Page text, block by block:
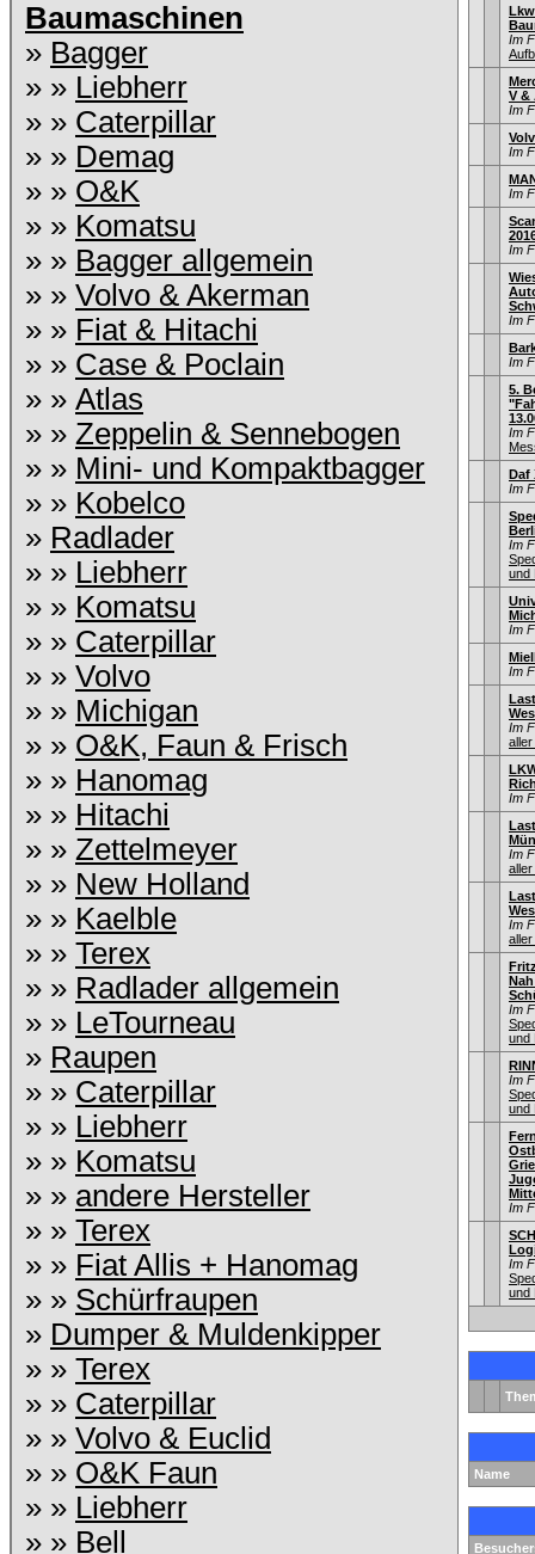
Baumaschinen
» Bagger
» » Liebherr
» » Caterpillar
» » Demag
» » O&K
» » Komatsu
» » Bagger allgemein
» » Volvo & Akerman
» » Fiat & Hitachi
» » Case & Poclain
» » Atlas
» » Zeppelin & Sennebogen
» » Mini- und Kompaktbagger
» » Kobelco
» Radlader
» » Liebherr
» » Komatsu
» » Caterpillar
» » Volvo
» » Michigan
» » O&K, Faun & Frisch
» » Hanomag
» » Hitachi
» » Zettelmeyer
» » New Holland
» » Kaelble
» » Terex
» » Radlader allgemein
» » LeTourneau
» Raupen
» » Caterpillar
» » Liebherr
» » Komatsu
» » andere Hersteller
» » Terex
» » Fiat Allis + Hanomag
» » Schürfraupen
» Dumper & Muldenkipper
» » Terex
» » Caterpillar
» » Volvo & Euclid
» » O&K Faun
» » Liebherr
» » Bell
Im
V &
Im
Im
Im
Im
Im
Im
5.
Im
Daf
Im
Im
und
Im
Im
Im
aller
Im
Im
aller
Im
aller
Im
und
Im
und
Im
Im
und
Name